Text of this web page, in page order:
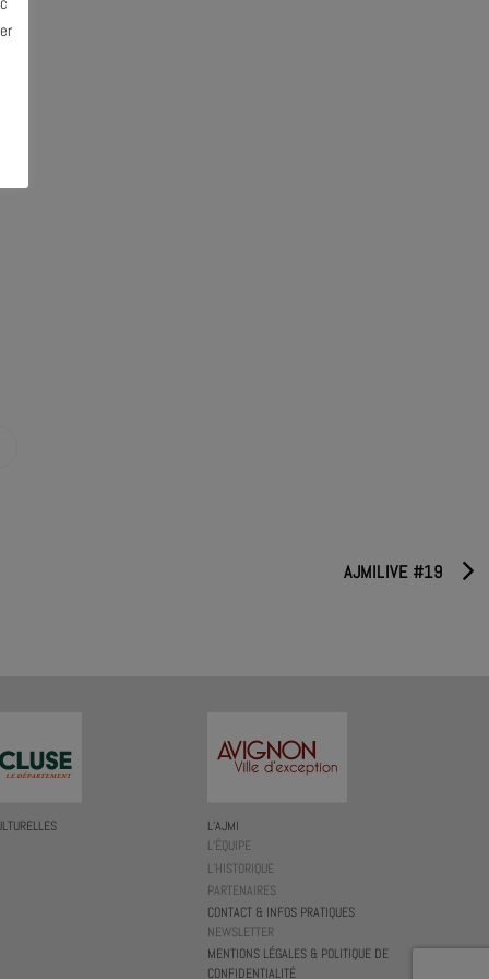
AJMILIVE #19
L’AJMI
L’ÉQUIPE
L’HISTORIQUE
PARTENAIRES
CONTACT & INFOS PRATIQUES
NEWSLETTER
MENTIONS LÉGALES & POLITIQUE DE
CONFIDENTIALITÉ